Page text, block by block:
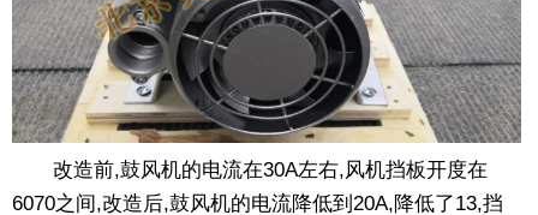
改造前,鼓风机的电流在30A左右,风机挡板开度在
6070之间,改造后,鼓风机的电流降低到20A,降低了13,挡